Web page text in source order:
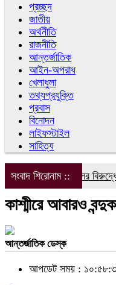
প্রচ্ছদ
জাতীয়
অর্থনীতি
রাজনীতি
আন্তর্জাতিক
আইন-অপরাধ
খেলাধুলা
তথ্যপ্রযুক্তি
প্রবাস
বিনোদন
লাইফস্টাইল
সাহিত্য
সংবাদ শিরোনাম ::ডিপজলের বিরুদ্ধে
কাশ্মীরে আবারও
আন্তর্জাতিক ডেস্ক
আপডেট সময় :